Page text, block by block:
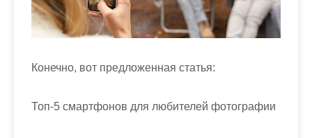
Конечно, вот предложенная статья:
Топ-5 смартфонов для любителей фотографии